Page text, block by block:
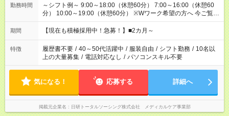
勤務時間
～シフト例～ 9:00～18:00（休憩60分） 7:00～16:00（休憩60
分） 10:00～19:00（休憩60分） ※Wワーク希望の方へ 今ご覧の
お仕事で希望する勤務時間と、もう1つのお仕事の勤務時間の合
計が 週40時間を超えなければOKです。
期間 【現在も積極採用中！急募！】■2カ月～
特徴 履歴書不要 / 40～50代活躍中 / 服装自由 / シフト勤務 / 10名以
上の大量募集 / 電話対応なし / パソコンスキル不要
気になる！ 応募する 詳細へ
掲載元企業名 日研トータルソーシング株式会社 メディカルケア事業部